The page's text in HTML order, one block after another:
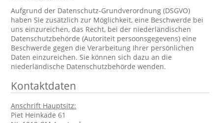
Aufgrund der Datenschutz-Grundverordnung (DSGVO)
haben Sie zusätzlich zur Möglichkeit, eine Beschwerde bei
uns einzureichen, das Recht, bei der niederländischen
Datenschutzbehörde (Autoriteit persoonsgegevens) eine
Beschwerde gegen die Verarbeitung Ihrer persönlichen
Daten einzureichen. Sie können sich dazu an die
niederländische Datenschutzbehörde wenden.
Kontaktdaten
Anschrift Hauptsitz:
Piet Heinkade 61